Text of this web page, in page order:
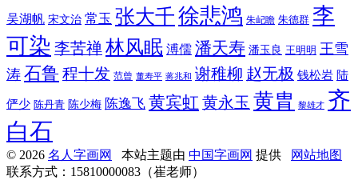
吴湖帆 宋文治 常玉 张大千徐悲鸿 朱屺瞻 朱德群 李
可染 李苦禅林风眠 溥儒 潘天寿 潘玉良 王明明 王雪
涛 石鲁 程十发 范曾 董寿平 蒋兆和 谢稚柳 赵无极 钱松岩 陆
俨少 陈丹青 陈少梅 陈逸飞 黄宾虹 黄永玉 黄胄 黎雄才 齐
白石
© 2026 名人字画网 本站主题由 中国字画网 提供
网站地图
联系方式：15810000083（崔老师）